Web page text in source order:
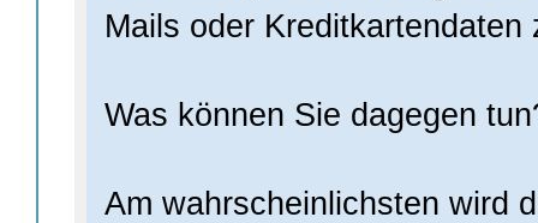
Mails oder Kreditkartendaten
Was können Sie dagegen
Am wahrscheinlichsten wird